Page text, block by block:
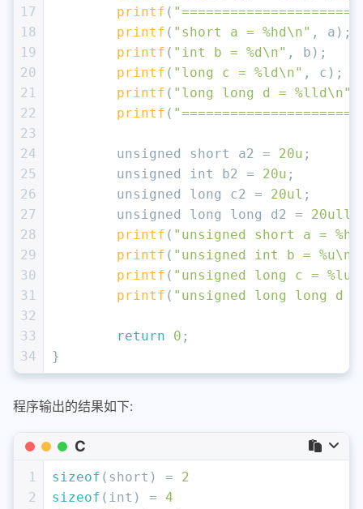
17
18
19
20
21
22
23
24
25
26
27
28
29
30
31
32
33
34
printf (
printf ( "short a = %hd\n" , a);
printf ( "int b = %d\n" , b);
printf ( "long c = %ld\n" , c);
printf ( "long long d = %lld\n"
printf (
unsigned short a2 = 20u ;
unsigned
int b2 = 20u ;
unsigned
long c2 = 20ul ;
unsigned
long long d2 = 20ull
printf ( "unsigned short a =
printf ( "unsigned int b = %u\n"
printf ( "unsigned long c =
printf ( "unsigned long long d
return 0 ;
}
程序输出的结果如下:
C
1
2
sizeof ( short ) = 2
sizeof ( int ) = 4